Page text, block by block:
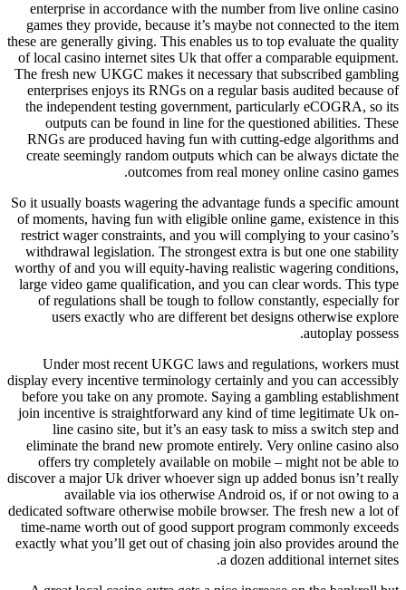
enterprise in accordance with the number from live
games they provide, because it’s maybe not connected
these are generally giving. This enables us to top evaluate
of local casino internet sites Uk that offer a comparable
The fresh new UKGC makes it necessary that subscribed
enterprises enjoys its RNGs on a regular basis audited
the independent testing government, particularly
outputs can be found in line for the questioned
RNGs are produced having fun with cutting-edge
create seemingly random outputs which can be always
outcomes from real money online
So it usually boasts wagering the advantage funds a
of moments, having fun with eligible online game,
restrict wager constraints, and you will complying to your
withdrawal legislation. The strongest extra is but one
worthy of and you will equity-having realistic wagering
large video game qualification, and you can clear words.
of regulations shall be tough to follow constantly,
users exactly who are different bet designs
Under most recent UKGC laws and regulations,
display every incentive terminology certainly and you can
before you take on any promote. Saying a gambling
join incentive is straightforward any kind of time
line casino site, but it’s an easy task to miss a switch
eliminate the brand new promote entirely. Very online
offers try completely available on mobile – might not
discover a major Uk driver whoever sign up added bonus
available via ios otherwise Android os, if or not
dedicated software otherwise mobile browser. The fresh
time-name worth out of good support program commonly
exactly what you’ll get out of chasing join also provides
a dozen additional